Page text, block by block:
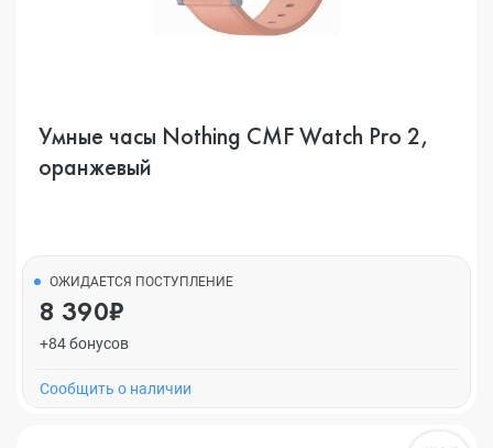
Умные часы Nothing CMF Watch Pro 2,
оранжевый
ОЖИДАЕТСЯ ПОСТУПЛЕНИЕ
8 390₽
+84 бонусов
Cообщить о наличии